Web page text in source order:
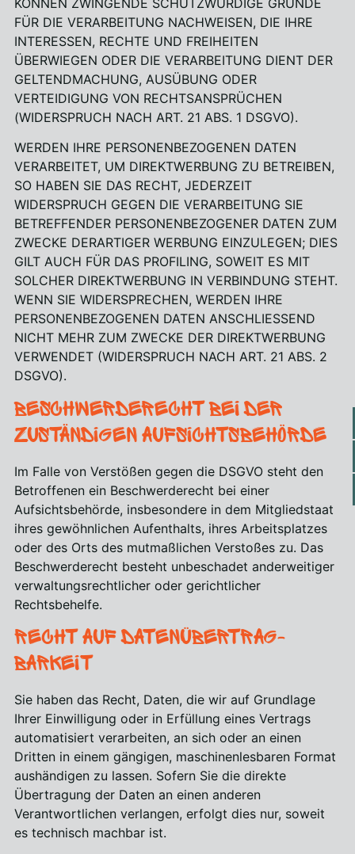
FÜR DIE VERARBEITUNG NACHWEISEN, DIE IHRE
INTERESSEN, RECHTE UND FREIHEITEN
ÜBERWIEGEN ODER DIE VERARBEITUNG DIENT DER
GELTENDMACHUNG, AUSÜBUNG ODER
VERTEIDIGUNG VON RECHTSANSPRÜCHEN
(WIDERSPRUCH NACH ART. 21 ABS. 1 DSGVO).
WERDEN IHRE PERSONENBEZOGENEN DATEN
VERARBEITET, UM DIREKTWERBUNG ZU BETREIBEN,
SO HABEN SIE DAS RECHT, JEDERZEIT
WIDERSPRUCH GEGEN DIE VERARBEITUNG SIE
BETREFFENDER PERSONENBEZOGENER DATEN ZUM
ZWECKE DERARTIGER WERBUNG EINZULEGEN; DIES
GILT AUCH FÜR DAS PROFILING, SOWEIT ES MIT
SOLCHER DIREKTWERBUNG IN VERBINDUNG STEHT.
WENN SIE WIDERSPRECHEN, WERDEN IHRE
PERSONENBEZOGENEN DATEN ANSCHLIESSEND
NICHT MEHR ZUM ZWECKE DER DIREKTWERBUNG
VERWENDET (WIDERSPRUCH NACH ART. 21 ABS. 2
DSGVO).
Beschwerde­recht bei der
zuständigen Aufsichts­behörde
Im Falle von Verstößen gegen die DSGVO steht den
Betroffenen ein Beschwerderecht bei einer
Aufsichtsbehörde, insbesondere in dem Mitgliedstaat
ihres gewöhnlichen Aufenthalts, ihres Arbeitsplatzes
oder des Orts des mutmaßlichen Verstoßes zu. Das
Beschwerderecht besteht unbeschadet anderweitiger
verwaltungsrechtlicher oder gerichtlicher
Rechtsbehelfe.
Recht auf Daten­übertrag­
barkeit
Sie haben das Recht, Daten, die wir auf Grundlage
Ihrer Einwilligung oder in Erfüllung eines Vertrags
automatisiert verarbeiten, an sich oder an einen
Dritten in einem gängigen, maschinenlesbaren Format
aushändigen zu lassen. Sofern Sie die direkte
Übertragung der Daten an einen anderen
Verantwortlichen verlangen, erfolgt dies nur, soweit
es technisch machbar ist.